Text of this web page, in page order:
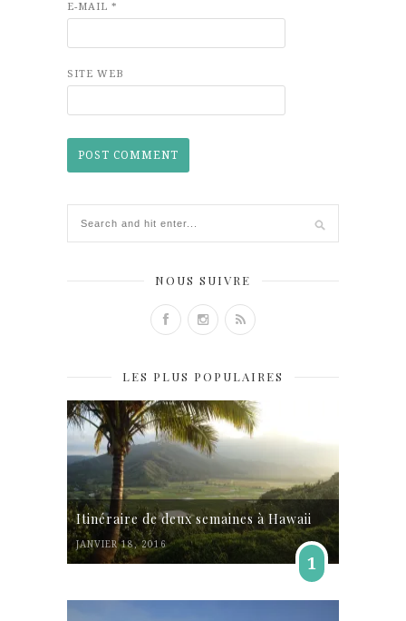
E-MAIL *
SITE WEB
NOUS SUIVRE
LES PLUS POPULAIRES
Itinéraire de deux semaines à Hawaii
JANVIER 18, 2016
1